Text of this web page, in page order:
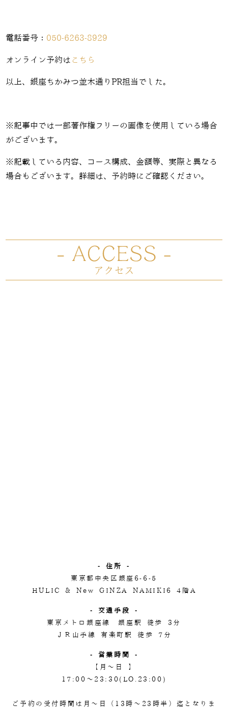
電話番号： 050-6263-8929
オンライン予約は こちら
以上、銀座ちかみつ並木通りPR担当でした。
※記事中では一部著作権フリーの画像を使用している場合
がございます。
※記載している内容、コース構成、金額等、実際と異なる
場合もございます。詳細は、予約時にご確認ください。
- 住所 -
東京都中央区銀座6-6-5
HULIC & New GINZA NAMIKI6 4階A
- 交通手段 -
東京メトロ銀座線 銀座駅 徒歩 3分
ＪＲ山手線 有楽町駅 徒歩 7分
- 営業時間 -
【月～日 】
17:00～23:30(LO.23:00)
ご予約の受付時間は月～日（13時～23時半）迄となりま